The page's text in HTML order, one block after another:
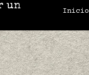
un
Inicio